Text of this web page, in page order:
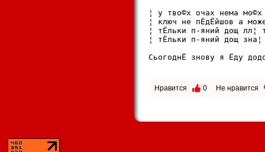
¦ у тво©х очах нема мо©х
¦ ключ не пЁдЁйшов а
¦ тЁльки п-яний дощ лл¦
¦ тЁльки п-яний дощ
СьогоднЁ знову я Ёду
Нравится 0 Не нравится